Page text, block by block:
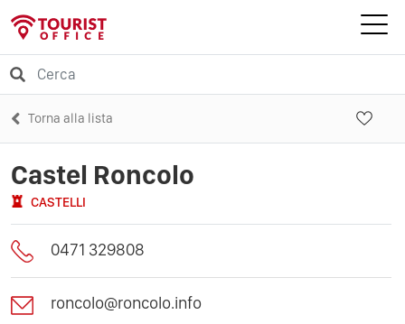
Torna alla lista
Castel Roncolo
CASTELLI
0471 329808
roncolo@roncolo.info